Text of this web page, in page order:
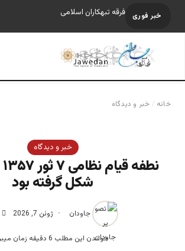
خبر فوری فرقه تبهکاران اسلامی
جستجو برای
خانه / خبر و دیدگاه
خبر و دیدگاه
شکل گرفته بود
جاودان ژوئن 7, 2026
خواندن این مطلب 6 دقیقه زمان میبرد